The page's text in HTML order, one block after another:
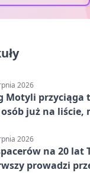
2026
Motyli przyciąga
osób już na liście,
2026
na 20 lat
prowadzi